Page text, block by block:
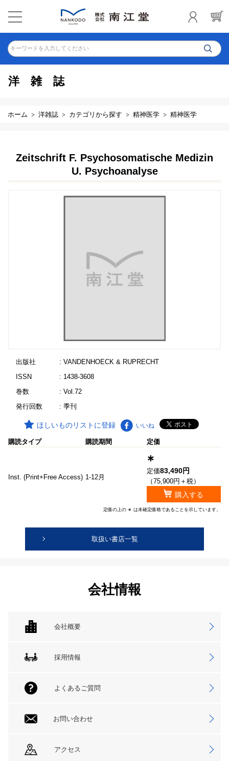
キーワードを入力してください
洋雑誌
ホーム 洋雑誌 カテゴリから探す 精神医学 精神医学
Zeitschrift F. Psychosomatische Medizin
U. Psychoanalyse
出版社
: VANDENHOECK & RUPRECHT
ISSN
: 1438-3608
巻数
: Vol.72
発行回数
: 季刊
ほしいものリストに登録 いいね
購読タイプ 購読期間 定価
Inst. (Print+Free Access) 1-12月
∗
定価83,490円
（75,900円＋税）
購入する
定価の上の ∗ は未確定価格であることを示しています。
取扱い書店一覧
会社情報
会社概要
採用情報
よくあるご質問
お問い合わせ
アクセス